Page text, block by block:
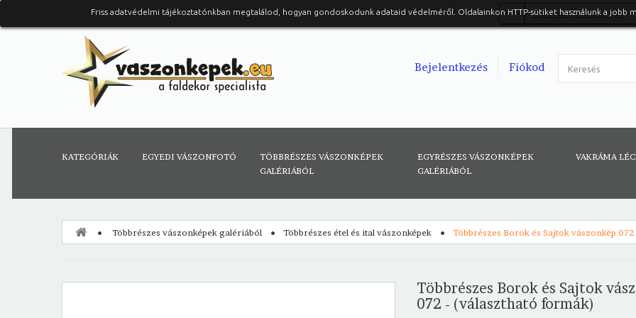
Belépés Facebook-al
Fiókod
Bejelentkezés
KATEGÓRIÁK EGYEDI VÁSZONFOTÓ
TÖBBRÉSZES VÁSZONKÉPEK
GALÉRIÁBÓL
EGYRÉSZES VÁSZONKÉPEK
GALÉRIÁBÓL
VAKRÁMA
Friss adatvédelmi tájékoztatónkban megtalálod, hogyan gondoskodunk adataid védelméről. Oldalainkon HTTP-sütiket használunk a jobb
Többrészes vászonképek galériából Többrészes étel és ital vászonképek Többrészes Borok és Sajtok vászonkép
Többrészes Borok és Sajtok
072 - (választható formák)